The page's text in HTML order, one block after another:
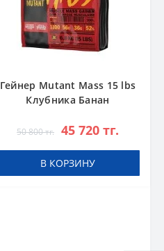
Гейнер Mutant Mass 15 lbs
Клубника Банан
50 800 тг. 45 720 тг.
В КОРЗИНУ